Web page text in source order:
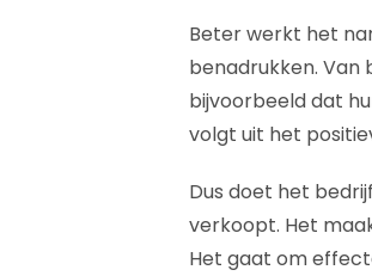
Beter werkt het
benadrukken. Van
bijvoorbeeld dat
volgt uit het
Dus doet het
verkoopt. Het
Het gaat om